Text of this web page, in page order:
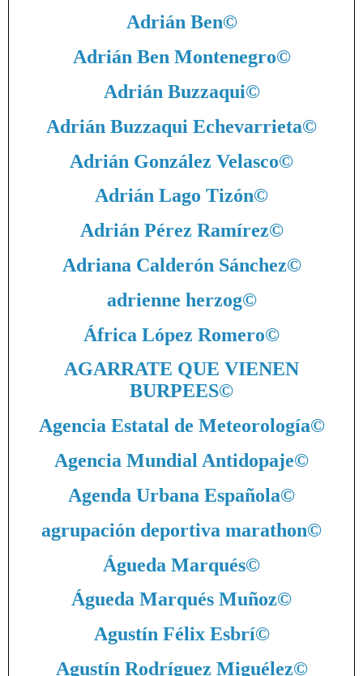
Adrián Ben©
Adrián Ben Montenegro©
Adrián Buzzaqui©
Adrián Buzzaqui Echevarrieta©
Adrián González Velasco©
Adrián Lago Tizón©
Adrián Pérez Ramírez©
Adriana Calderón Sánchez©
adrienne herzog©
África López Romero©
AGARRATE QUE VIENEN
BURPEES©
Agencia Estatal de Meteorología©
Agencia Mundial Antidopaje©
Agenda Urbana Española©
agrupación deportiva marathon©
Águeda Marqués©
Águeda Marqués Muñoz©
Agustín Félix Esbrí©
Agustín Rodríguez Miguélez©